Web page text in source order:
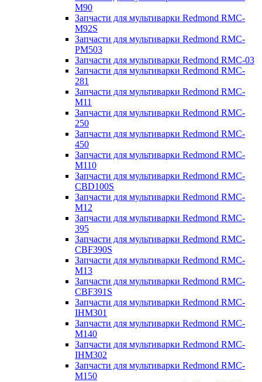
M90
Запчасти для мультиварки Redmond RMC-
M92S
Запчасти для мультиварки Redmond RMC-
PM503
Запчасти для мультиварки Redmond RMC-03
Запчасти для мультиварки Redmond RMC-
281
Запчасти для мультиварки Redmond RMC-
M11
Запчасти для мультиварки Redmond RMC-
250
Запчасти для мультиварки Redmond RMC-
450
Запчасти для мультиварки Redmond RMC-
M110
Запчасти для мультиварки Redmond RMC-
CBD100S
Запчасти для мультиварки Redmond RMC-
M12
Запчасти для мультиварки Redmond RMC-
395
Запчасти для мультиварки Redmond RMC-
CBF390S
Запчасти для мультиварки Redmond RMC-
M13
Запчасти для мультиварки Redmond RMC-
CBF391S
Запчасти для мультиварки Redmond RMC-
IHM301
Запчасти для мультиварки Redmond RMC-
M140
Запчасти для мультиварки Redmond RMC-
IHM302
Запчасти для мультиварки Redmond RMC-
M150